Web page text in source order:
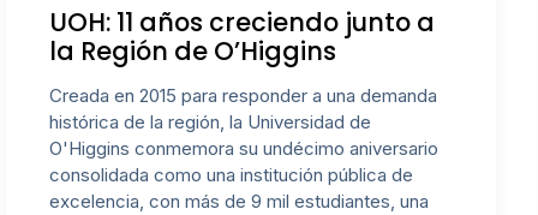
UOH: 11 años creciendo junto a
la Región de O’Higgins
Creada en 2015 para responder a una demanda
histórica de la región, la Universidad de
O'Higgins conmemora su undécimo aniversario
consolidada como una institución pública de
excelencia, con más de 9 mil estudiantes, una